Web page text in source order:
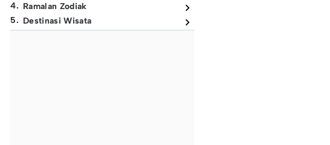
4. Ramalan Zodiak
5. Destinasi Wisata